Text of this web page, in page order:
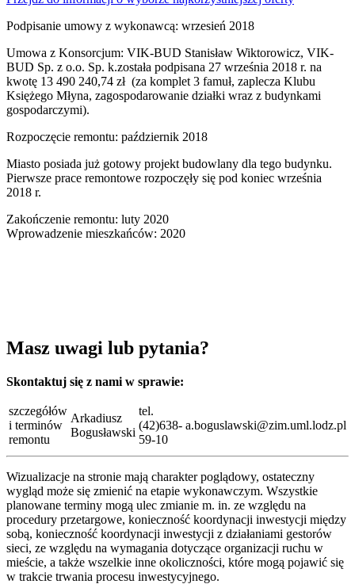
Podpisanie umowy z wykonawcą: wrzesień 2018
Umowa z Konsorcjum: VIK-BUD Stanisław Wiktorowicz, VIK-
BUD Sp. z o.o. Sp. k.została podpisana 27 września 2018 r. na
kwotę 13 490 240,74 zł (za komplet 3 famuł, zaplecza Klubu
Księżego Młyna, zagospodarowanie działki wraz z budynkami
gospodarczymi).
Rozpoczęcie remontu: październik 2018
Miasto posiada już gotowy projekt budowlany dla tego budynku.
Pierwsze prace remontowe rozpoczęły się pod koniec września
2018 r.
Zakończenie remontu: luty 2020
Wprowadzenie mieszkańców: 2020
Masz uwagi lub pytania?
Skontaktuj się z nami w sprawie:
szczegółów
i terminów
remontu
Arkadiusz
Bogusławski
tel.
(42)638-
59-10
a.boguslawski@zim.uml.lodz.pl
Wizualizacje na stronie mają charakter poglądowy, ostateczny
wygląd może się zmienić na etapie wykonawczym. Wszystkie
planowane terminy mogą ulec zmianie m. in. ze względu na
procedury przetargowe, konieczność koordynacji inwestycji między
sobą, konieczność koordynacji inwestycji z działaniami gestorów
sieci, ze względu na wymagania dotyczące organizacji ruchu w
mieście, a także wszelkie inne okoliczności, które mogą pojawić się
w trakcie trwania procesu inwestycyjnego.